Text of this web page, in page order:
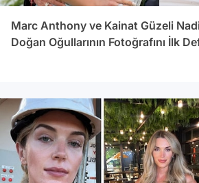
Marc Anthony ve Kainat Güzeli
Doğan Oğullarının Fotoğrafını İlk